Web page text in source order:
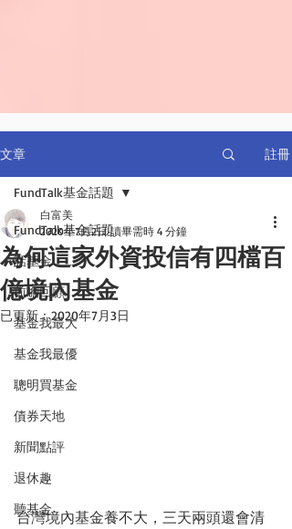
文章 註冊
FundTalk基金話題
話基金
前瞻回顧
基金我最大
基金我最優
聰明買基金
債券天地
新聞點評
退休趣
聽基金
FundTalk基金話題
為何這家外資投信有四檔百
億境內基金
白富美
2020年7月2日 讀畢需時 4 分鐘
已更新：2020年7月3日
台灣境內基金養不大，三天兩頭還會清